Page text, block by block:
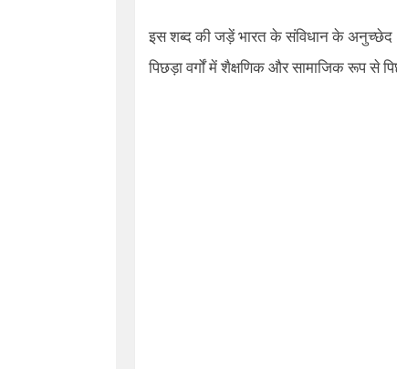
इस शब्द की जड़ें भारत के संविधान के
पिछड़ा वर्गों में शैक्षणिक और सामाजिक रूप से